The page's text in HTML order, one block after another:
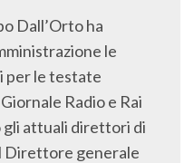
Dall’Orto ha
le
per le testate
Radio e Rai
attuali direttori di
Direttore generale